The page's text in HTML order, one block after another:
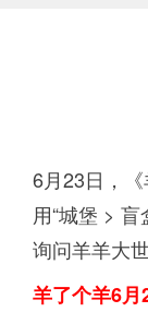
6月23日，
用“城堡 >
询问羊羊大
羊了个羊6月